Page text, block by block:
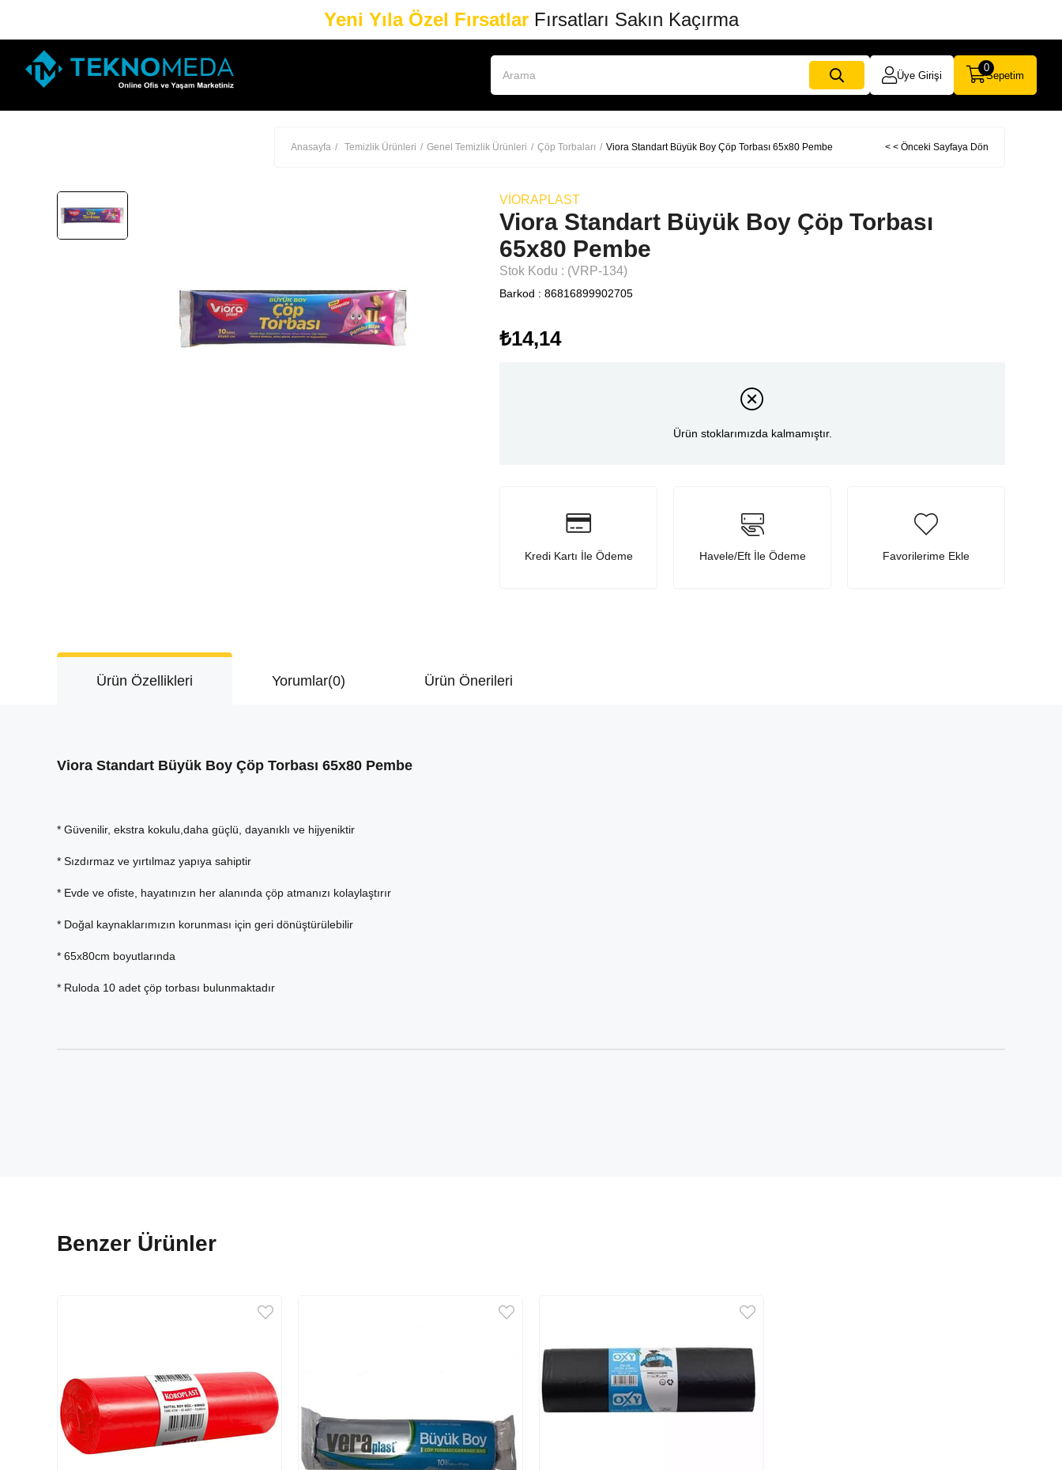
Yeni Yıla Özel FırsatlarFırsatları Sakın Kaçırma
Üye Girişi Sepetim
0
Anasayfa Temizlik Ürünleri Genel Temizlik Ürünleri Çöp Torbaları Viora Standart Büyük Boy Çöp Torbası 65x80 Pembe < < Önceki Sayfaya Dön
VIORAPLAST
Viora Standart Büyük Boy Çöp Torbası
65x80 Pembe
Stok Kodu (VRP-134)
Barkod : 86816899902705
₺14,14
Ürün stoklarımızda kalmamıştır.
Kredi Kartı İle Ödeme Havele/Eft İle Ödeme Favorilerime Ekle
Ürün Özellikleri Yorumlar(0) Ürün Önerileri
Viora Standart Büyük Boy Çöp Torbası 65x80 Pembe
* Güvenilir, ekstra kokulu,daha güçlü, dayanıklı ve hijyeniktir
* Sızdırmaz ve yırtılmaz yapıya sahiptir
* Evde ve ofiste, hayatınızın her alanında çöp atmanızı kolaylaştırır
* Doğal kaynaklarımızın korunması için geri dönüştürülebilir
* 65x80cm boyutlarında
* Ruloda 10 adet çöp torbası bulunmaktadır
Benzer Ürünler